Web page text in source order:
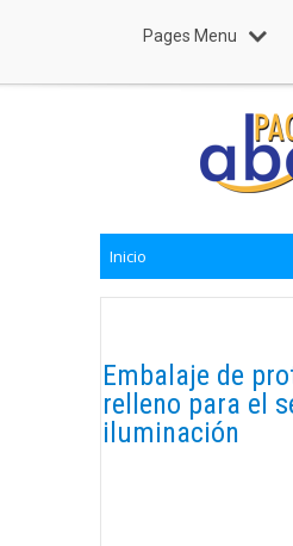
Pages Menu
Inicio
Embalaje de
relleno para el
iluminación